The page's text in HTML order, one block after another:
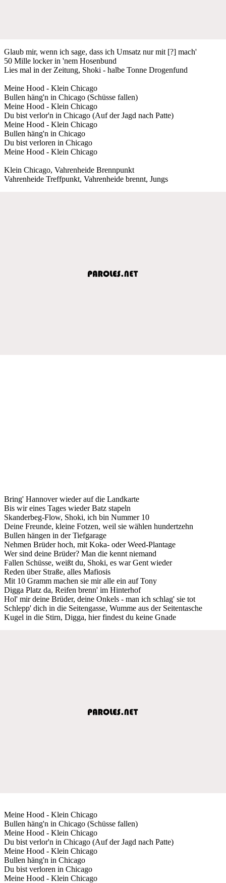
Glaub mir, wenn ich sage, dass ich Umsatz nur mit [?] mach'
50 Mille locker in 'nem Hosenbund
Lies mal in der Zeitung, Shoki - halbe Tonne Drogenfund
Meine Hood - Klein Chicago
Bullen häng'n in Chicago (Schüsse fallen)
Meine Hood - Klein Chicago
Du bist verlor'n in Chicago (Auf der Jagd nach Patte)
Meine Hood - Klein Chicago
Bullen häng'n in Chicago
Du bist verloren in Chicago
Meine Hood - Klein Chicago
Klein Chicago, Vahrenheide Brennpunkt
Vahrenheide Treffpunkt, Vahrenheide brennt, Jungs
Bring' Hannover wieder auf die Landkarte
Bis wir eines Tages wieder Batz stapeln
Skanderbeg-Flow, Shoki, ich bin Nummer 10
Deine Freunde, kleine Fotzen, weil sie wählen hundertzehn
Bullen hängen in der Tiefgarage
Nehmen Brüder hoch, mit Koka- oder Weed-Plantage
Wer sind deine Brüder? Man die kennt niemand
Fallen Schüsse, weißt du, Shoki, es war Gent wieder
Reden über Straße, alles Mafiosis
Mit 10 Gramm machen sie mir alle ein auf Tony
Digga Platz da, Reifen brenn' im Hinterhof
Hol' mir deine Brüder, deine Onkels - man ich schlag' sie tot
Schlepp' dich in die Seitengasse, Wumme aus der Seitentasche
Kugel in die Stirn, Digga, hier findest du keine Gnade
Meine Hood - Klein Chicago
Bullen häng'n in Chicago (Schüsse fallen)
Meine Hood - Klein Chicago
Du bist verlor'n in Chicago (Auf der Jagd nach Patte)
Meine Hood - Klein Chicago
Bullen häng'n in Chicago
Du bist verloren in Chicago
Meine Hood - Klein Chicago